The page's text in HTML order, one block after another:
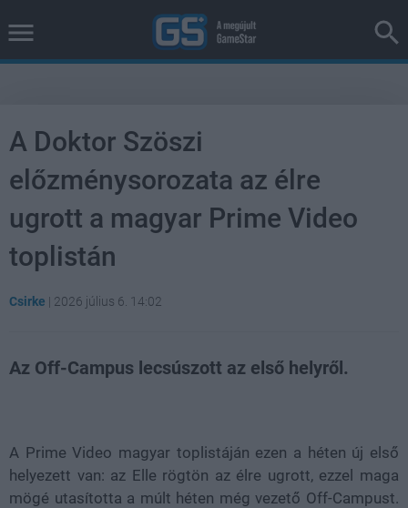
A Doktor Szöszi
előzménysorozata az élre
ugrott a magyar Prime Video
toplistán
Csirke | 2026 július 6. 14:02
Az Off-Campus lecsúszott az első helyről.
A Prime Video magyar toplistáján ezen a héten új első
helyezett van: az Elle rögtön az élre ugrott, ezzel maga
mögé utasította a múlt héten még vezető Off-Campust.